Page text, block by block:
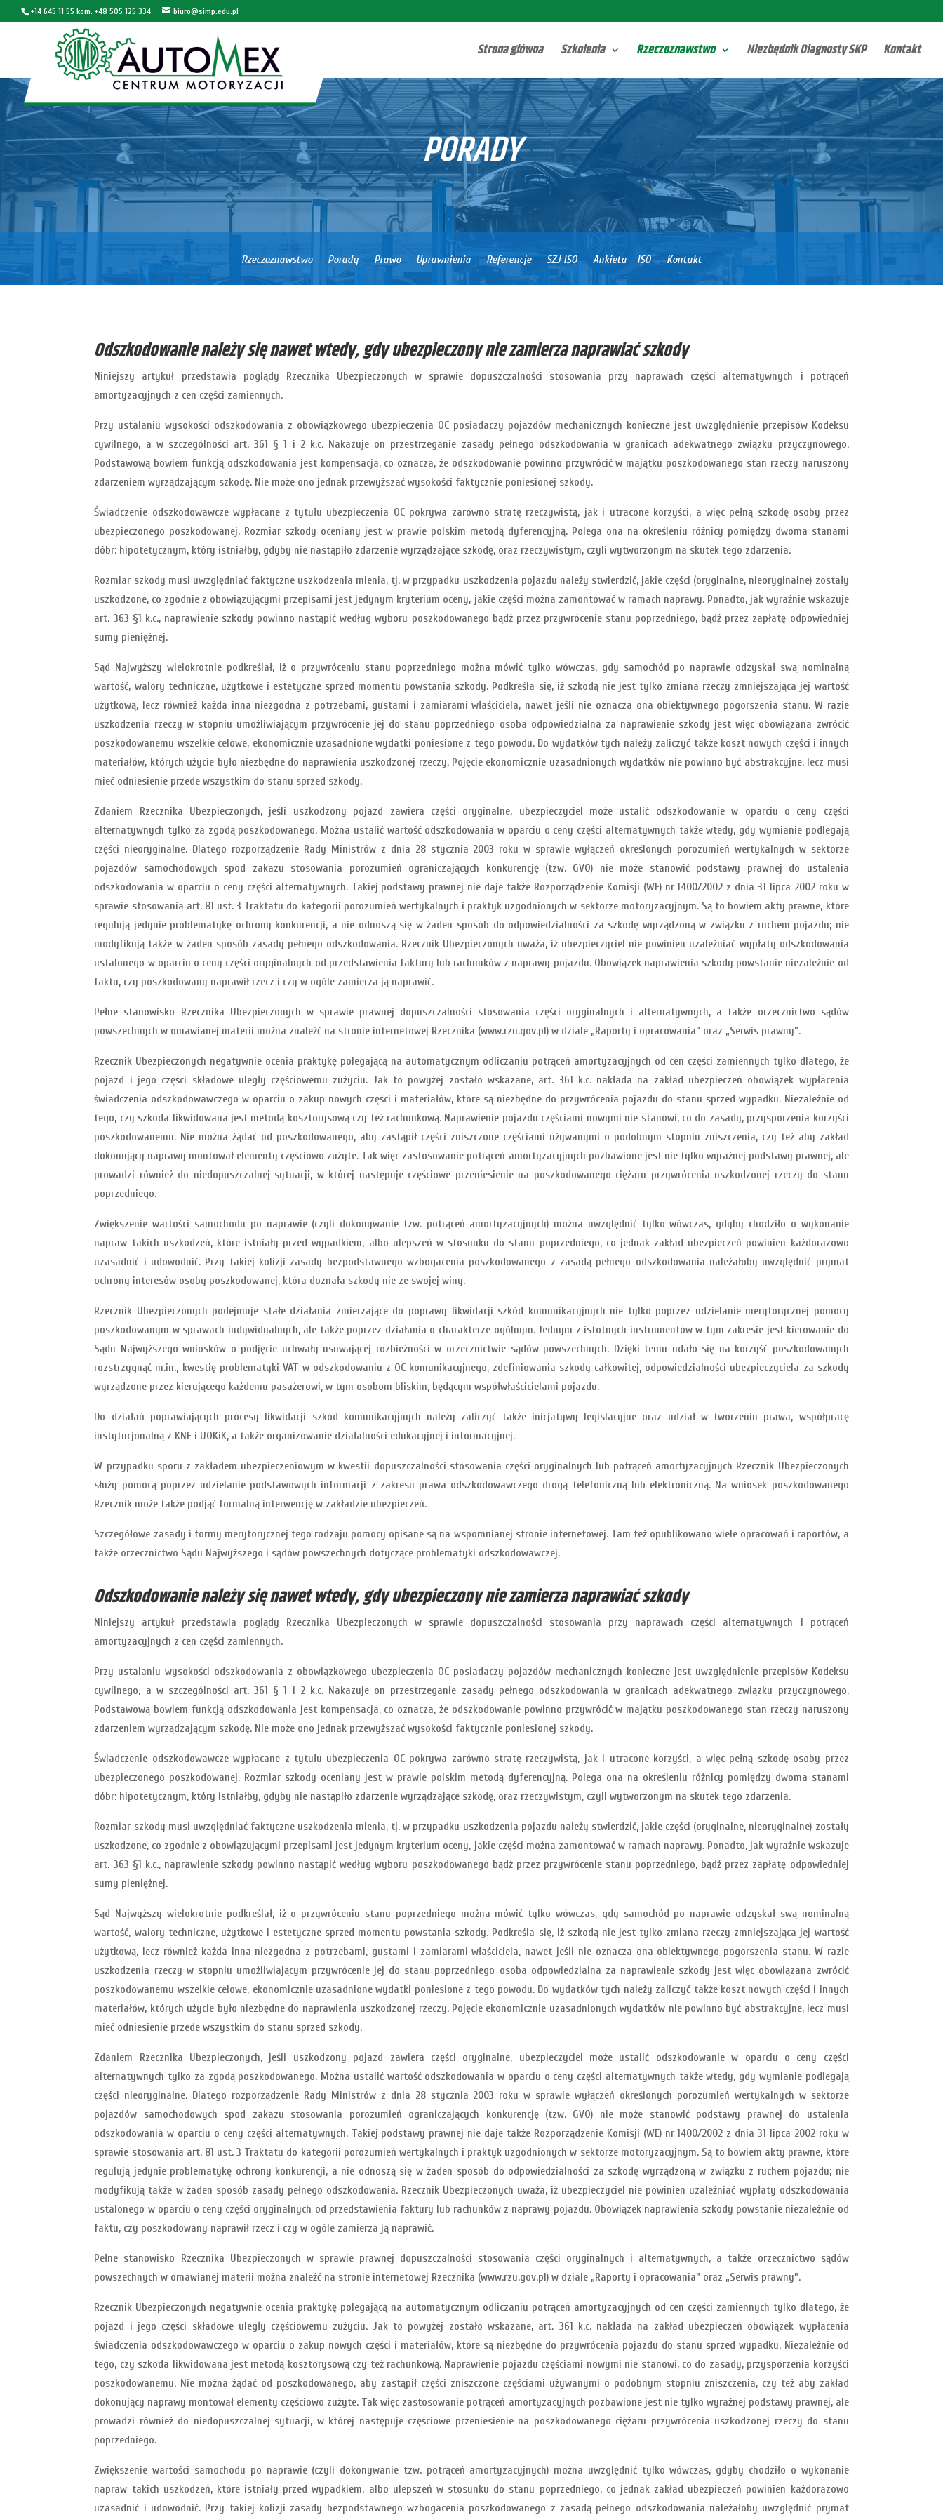
+14 645 11 55 kom. +48 505 125 334 biuro@simp.edu.pl
Strona główna Szkolenia Rzeczoznawstwo Niezbędnik Diagnosty SKP Kontakt
PORADY
Rzeczoznawstwo Porady Prawo Uprawnienia Referencje SZJ ISO Ankieta – ISO Kontakt
Odszkodowanie należy się nawet wtedy, gdy ubezpieczony nie zamierza naprawiać szkody
Niniejszy artykuł przedstawia poglądy Rzecznika Ubezpieczonych w sprawie dopuszczalności stosowania przy naprawach części alternatywnych i potrąceń
amortyzacyjnych z cen części zamiennych.
Przy ustalaniu wysokości odszkodowania z obowiązkowego ubezpieczenia OC posiadaczy pojazdów mechanicznych konieczne jest uwzględnienie przepisów Kodeksu
cywilnego, a w szczególności art. 361 § 1 i 2 k.c. Nakazuje on przestrzeganie zasady pełnego odszkodowania w granicach adekwatnego związku przyczynowego.
Podstawową bowiem funkcją odszkodowania jest kompensacja, co oznacza, że odszkodowanie powinno przywrócić w majątku poszkodowanego stan rzeczy naruszony
zdarzeniem wyrządzającym szkodę. Nie może ono jednak przewyższać wysokości faktycznie poniesionej szkody.
Świadczenie odszkodowawcze wypłacane z tytułu ubezpieczenia OC pokrywa zarówno stratę rzeczywistą, jak i utracone korzyści, a więc pełną szkodę osoby przez
ubezpieczonego poszkodowanej. Rozmiar szkody oceniany jest w prawie polskim metodą dyferencyjną. Polega ona na określeniu różnicy pomiędzy dwoma stanami
dóbr: hipotetycznym, który istniałby, gdyby nie nastąpiło zdarzenie wyrządzające szkodę, oraz rzeczywistym, czyli wytworzonym na skutek tego zdarzenia.
Rozmiar szkody musi uwzględniać faktyczne uszkodzenia mienia, tj. w przypadku uszkodzenia pojazdu należy stwierdzić, jakie części (oryginalne, nieoryginalne) zostały
uszkodzone, co zgodnie z obowiązującymi przepisami jest jedynym kryterium oceny, jakie części można zamontować w ramach naprawy. Ponadto, jak wyraźnie wskazuje
art. 363 §1 k.c., naprawienie szkody powinno nastąpić według wyboru poszkodowanego bądź przez przywrócenie stanu poprzedniego, bądź przez zapłatę odpowiedniej
sumy pieniężnej.
Sąd Najwyższy wielokrotnie podkreślał, iż o przywróceniu stanu poprzedniego można mówić tylko wówczas, gdy samochód po naprawie odzyskał swą nominalną
wartość, walory techniczne, użytkowe i estetyczne sprzed momentu powstania szkody. Podkreśla się, iż szkodą nie jest tylko zmiana rzeczy zmniejszająca jej wartość
użytkową, lecz również każda inna niezgodna z potrzebami, gustami i zamiarami właściciela, nawet jeśli nie oznacza ona obiektywnego pogorszenia stanu. W razie
uszkodzenia rzeczy w stopniu umożliwiającym przywrócenie jej do stanu poprzedniego osoba odpowiedzialna za naprawienie szkody jest więc obowiązana zwrócić
poszkodowanemu wszelkie celowe, ekonomicznie uzasadnione wydatki poniesione z tego powodu. Do wydatków tych należy zaliczyć także koszt nowych części i innych
materiałów, których użycie było niezbędne do naprawienia uszkodzonej rzeczy. Pojęcie ekonomicznie uzasadnionych wydatków nie powinno być abstrakcyjne, lecz musi
mieć odniesienie przede wszystkim do stanu sprzed szkody.
Zdaniem Rzecznika Ubezpieczonych, jeśli uszkodzony pojazd zawiera części oryginalne, ubezpieczyciel może ustalić odszkodowanie w oparciu o ceny części
alternatywnych tylko za zgodą poszkodowanego. Można ustalić wartość odszkodowania w oparciu o ceny części alternatywnych także wtedy, gdy wymianie podlegają
części nieoryginalne. Dlatego rozporządzenie Rady Ministrów z dnia 28 stycznia 2003 roku w sprawie wyłączeń określonych porozumień wertykalnych w sektorze
pojazdów samochodowych spod zakazu stosowania porozumień ograniczających konkurencję (tzw. GVO) nie może stanowić podstawy prawnej do ustalenia
odszkodowania w oparciu o ceny części alternatywnych. Takiej podstawy prawnej nie daje także Rozporządzenie Komisji (WE) nr 1400/2002 z dnia 31 lipca 2002 roku w
sprawie stosowania art. 81 ust. 3 Traktatu do kategorii porozumień wertykalnych i praktyk uzgodnionych w sektorze motoryzacyjnym. Są to bowiem akty prawne, które
regulują jedynie problematykę ochrony konkurencji, a nie odnoszą się w żaden sposób do odpowiedzialności za szkodę wyrządzoną w związku z ruchem pojazdu; nie
modyfikują także w żaden sposób zasady pełnego odszkodowania. Rzecznik Ubezpieczonych uważa, iż ubezpieczyciel nie powinien uzależniać wypłaty odszkodowania
ustalonego w oparciu o ceny części oryginalnych od przedstawienia faktury lub rachunków z naprawy pojazdu. Obowiązek naprawienia szkody powstanie niezależnie od
faktu, czy poszkodowany naprawił rzecz i czy w ogóle zamierza ją naprawić.
Pełne stanowisko Rzecznika Ubezpieczonych w sprawie prawnej dopuszczalności stosowania części oryginalnych i alternatywnych, a także orzecznictwo sądów
powszechnych w omawianej materii można znaleźć na stronie internetowej Rzecznika (www.rzu.gov.pl) w dziale „Raporty i opracowania” oraz „Serwis prawny”.
Rzecznik Ubezpieczonych negatywnie ocenia praktykę polegającą na automatycznym odliczaniu potrąceń amortyzacyjnych od cen części zamiennych tylko dlatego, że
pojazd i jego części składowe uległy częściowemu zużyciu. Jak to powyżej zostało wskazane, art. 361 k.c. nakłada na zakład ubezpieczeń obowiązek wypłacenia
świadczenia odszkodowawczego w oparciu o zakup nowych części i materiałów, które są niezbędne do przywrócenia pojazdu do stanu sprzed wypadku. Niezależnie od
tego, czy szkoda likwidowana jest metodą kosztorysową czy też rachunkową. Naprawienie pojazdu częściami nowymi nie stanowi, co do zasady, przysporzenia korzyści
poszkodowanemu. Nie można żądać od poszkodowanego, aby zastąpił części zniszczone częściami używanymi o podobnym stopniu zniszczenia, czy też aby zakład
dokonujący naprawy montował elementy częściowo zużyte. Tak więc zastosowanie potrąceń amortyzacyjnych pozbawione jest nie tylko wyraźnej podstawy prawnej, ale
prowadzi również do niedopuszczalnej sytuacji, w której następuje częściowe przeniesienie na poszkodowanego ciężaru przywrócenia uszkodzonej rzeczy do stanu
poprzedniego.
Zwiększenie wartości samochodu po naprawie (czyli dokonywanie tzw. potrąceń amortyzacyjnych) można uwzględnić tylko wówczas, gdyby chodziło o wykonanie
napraw takich uszkodzeń, które istniały przed wypadkiem, albo ulepszeń w stosunku do stanu poprzedniego, co jednak zakład ubezpieczeń powinien każdorazowo
uzasadnić i udowodnić. Przy takiej kolizji zasady bezpodstawnego wzbogacenia poszkodowanego z zasadą pełnego odszkodowania należałoby uwzględnić prymat
ochrony interesów osoby poszkodowanej, która doznała szkody nie ze swojej winy.
Rzecznik Ubezpieczonych podejmuje stałe działania zmierzające do poprawy likwidacji szkód komunikacyjnych nie tylko poprzez udzielanie merytorycznej pomocy
poszkodowanym w sprawach indywidualnych, ale także poprzez działania o charakterze ogólnym. Jednym z istotnych instrumentów w tym zakresie jest kierowanie do
Sądu Najwyższego wniosków o podjęcie uchwały usuwającej rozbieżności w orzecznictwie sądów powszechnych. Dzięki temu udało się na korzyść poszkodowanych
rozstrzygnąć m.in., kwestię problematyki VAT w odszkodowaniu z OC komunikacyjnego, zdefiniowania szkody całkowitej, odpowiedzialności ubezpieczyciela za szkody
wyrządzone przez kierującego każdemu pasażerowi, w tym osobom bliskim, będącym współwłaścicielami pojazdu.
Do działań poprawiających procesy likwidacji szkód komunikacyjnych należy zaliczyć także inicjatywy legislacyjne oraz udział w tworzeniu prawa, współpracę
instytucjonalną z KNF i UOKiK, a także organizowanie działalności edukacyjnej i informacyjnej.
W przypadku sporu z zakładem ubezpieczeniowym w kwestii dopuszczalności stosowania części oryginalnych lub potrąceń amortyzacyjnych Rzecznik Ubezpieczonych
służy pomocą poprzez udzielanie podstawowych informacji z zakresu prawa odszkodowawczego drogą telefoniczną lub elektroniczną. Na wniosek poszkodowanego
Rzecznik może także podjąć formalną interwencję w zakładzie ubezpieczeń.
Szczegółowe zasady i formy merytorycznej tego rodzaju pomocy opisane są na wspomnianej stronie internetowej. Tam też opublikowano wiele opracowań i raportów, a
także orzecznictwo Sądu Najwyższego i sądów powszechnych dotyczące problematyki odszkodowawczej.
Odszkodowanie należy się nawet wtedy, gdy ubezpieczony nie zamierza naprawiać szkody
Niniejszy artykuł przedstawia poglądy Rzecznika Ubezpieczonych w sprawie dopuszczalności stosowania przy naprawach części alternatywnych i potrąceń
amortyzacyjnych z cen części zamiennych.
Przy ustalaniu wysokości odszkodowania z obowiązkowego ubezpieczenia OC posiadaczy pojazdów mechanicznych konieczne jest uwzględnienie przepisów Kodeksu
cywilnego, a w szczególności art. 361 § 1 i 2 k.c. Nakazuje on przestrzeganie zasady pełnego odszkodowania w granicach adekwatnego związku przyczynowego.
Podstawową bowiem funkcją odszkodowania jest kompensacja, co oznacza, że odszkodowanie powinno przywrócić w majątku poszkodowanego stan rzeczy naruszony
zdarzeniem wyrządzającym szkodę. Nie może ono jednak przewyższać wysokości faktycznie poniesionej szkody.
Świadczenie odszkodowawcze wypłacane z tytułu ubezpieczenia OC pokrywa zarówno stratę rzeczywistą, jak i utracone korzyści, a więc pełną szkodę osoby przez
ubezpieczonego poszkodowanej. Rozmiar szkody oceniany jest w prawie polskim metodą dyferencyjną. Polega ona na określeniu różnicy pomiędzy dwoma stanami
dóbr: hipotetycznym, który istniałby, gdyby nie nastąpiło zdarzenie wyrządzające szkodę, oraz rzeczywistym, czyli wytworzonym na skutek tego zdarzenia.
Rozmiar szkody musi uwzględniać faktyczne uszkodzenia mienia, tj. w przypadku uszkodzenia pojazdu należy stwierdzić, jakie części (oryginalne, nieoryginalne) zostały
uszkodzone, co zgodnie z obowiązującymi przepisami jest jedynym kryterium oceny, jakie części można zamontować w ramach naprawy. Ponadto, jak wyraźnie wskazuje
art. 363 §1 k.c., naprawienie szkody powinno nastąpić według wyboru poszkodowanego bądź przez przywrócenie stanu poprzedniego, bądź przez zapłatę odpowiedniej
sumy pieniężnej.
Sąd Najwyższy wielokrotnie podkreślał, iż o przywróceniu stanu poprzedniego można mówić tylko wówczas, gdy samochód po naprawie odzyskał swą nominalną
wartość, walory techniczne, użytkowe i estetyczne sprzed momentu powstania szkody. Podkreśla się, iż szkodą nie jest tylko zmiana rzeczy zmniejszająca jej wartość
użytkową, lecz również każda inna niezgodna z potrzebami, gustami i zamiarami właściciela, nawet jeśli nie oznacza ona obiektywnego pogorszenia stanu. W razie
uszkodzenia rzeczy w stopniu umożliwiającym przywrócenie jej do stanu poprzedniego osoba odpowiedzialna za naprawienie szkody jest więc obowiązana zwrócić
poszkodowanemu wszelkie celowe, ekonomicznie uzasadnione wydatki poniesione z tego powodu. Do wydatków tych należy zaliczyć także koszt nowych części i innych
materiałów, których użycie było niezbędne do naprawienia uszkodzonej rzeczy. Pojęcie ekonomicznie uzasadnionych wydatków nie powinno być abstrakcyjne, lecz musi
mieć odniesienie przede wszystkim do stanu sprzed szkody.
Zdaniem Rzecznika Ubezpieczonych, jeśli uszkodzony pojazd zawiera części oryginalne, ubezpieczyciel może ustalić odszkodowanie w oparciu o ceny części
alternatywnych tylko za zgodą poszkodowanego. Można ustalić wartość odszkodowania w oparciu o ceny części alternatywnych także wtedy, gdy wymianie podlegają
części nieoryginalne. Dlatego rozporządzenie Rady Ministrów z dnia 28 stycznia 2003 roku w sprawie wyłączeń określonych porozumień wertykalnych w sektorze
pojazdów samochodowych spod zakazu stosowania porozumień ograniczających konkurencję (tzw. GVO) nie może stanowić podstawy prawnej do ustalenia
odszkodowania w oparciu o ceny części alternatywnych. Takiej podstawy prawnej nie daje także Rozporządzenie Komisji (WE) nr 1400/2002 z dnia 31 lipca 2002 roku w
sprawie stosowania art. 81 ust. 3 Traktatu do kategorii porozumień wertykalnych i praktyk uzgodnionych w sektorze motoryzacyjnym. Są to bowiem akty prawne, które
regulują jedynie problematykę ochrony konkurencji, a nie odnoszą się w żaden sposób do odpowiedzialności za szkodę wyrządzoną w związku z ruchem pojazdu; nie
modyfikują także w żaden sposób zasady pełnego odszkodowania. Rzecznik Ubezpieczonych uważa, iż ubezpieczyciel nie powinien uzależniać wypłaty odszkodowania
ustalonego w oparciu o ceny części oryginalnych od przedstawienia faktury lub rachunków z naprawy pojazdu. Obowiązek naprawienia szkody powstanie niezależnie od
faktu, czy poszkodowany naprawił rzecz i czy w ogóle zamierza ją naprawić.
Pełne stanowisko Rzecznika Ubezpieczonych w sprawie prawnej dopuszczalności stosowania części oryginalnych i alternatywnych, a także orzecznictwo sądów
powszechnych w omawianej materii można znaleźć na stronie internetowej Rzecznika (www.rzu.gov.pl) w dziale „Raporty i opracowania” oraz „Serwis prawny”.
Rzecznik Ubezpieczonych negatywnie ocenia praktykę polegającą na automatycznym odliczaniu potrąceń amortyzacyjnych od cen części zamiennych tylko dlatego, że
pojazd i jego części składowe uległy częściowemu zużyciu. Jak to powyżej zostało wskazane, art. 361 k.c. nakłada na zakład ubezpieczeń obowiązek wypłacenia
świadczenia odszkodowawczego w oparciu o zakup nowych części i materiałów, które są niezbędne do przywrócenia pojazdu do stanu sprzed wypadku. Niezależnie od
tego, czy szkoda likwidowana jest metodą kosztorysową czy też rachunkową. Naprawienie pojazdu częściami nowymi nie stanowi, co do zasady, przysporzenia korzyści
poszkodowanemu. Nie można żądać od poszkodowanego, aby zastąpił części zniszczone częściami używanymi o podobnym stopniu zniszczenia, czy też aby zakład
dokonujący naprawy montował elementy częściowo zużyte. Tak więc zastosowanie potrąceń amortyzacyjnych pozbawione jest nie tylko wyraźnej podstawy prawnej, ale
prowadzi również do niedopuszczalnej sytuacji, w której następuje częściowe przeniesienie na poszkodowanego ciężaru przywrócenia uszkodzonej rzeczy do stanu
poprzedniego.
Zwiększenie wartości samochodu po naprawie (czyli dokonywanie tzw. potrąceń amortyzacyjnych) można uwzględnić tylko wówczas, gdyby chodziło o wykonanie
napraw takich uszkodzeń, które istniały przed wypadkiem, albo ulepszeń w stosunku do stanu poprzedniego, co jednak zakład ubezpieczeń powinien każdorazowo
uzasadnić i udowodnić. Przy takiej kolizji zasady bezpodstawnego wzbogacenia poszkodowanego z zasadą pełnego odszkodowania należałoby uwzględnić prymat